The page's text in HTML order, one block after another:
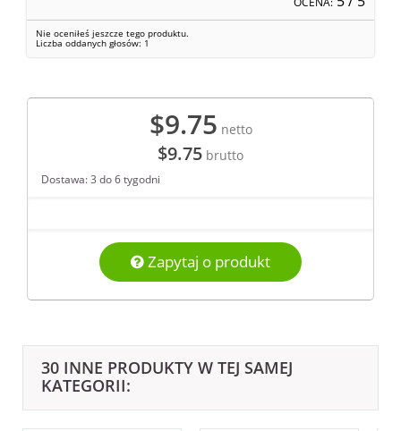
Nie oceniłeś jeszcze tego produktu.
Liczba oddanych głosów: 1
$9.75 netto
$9.75 brutto
Dostawa: 3 do 6 tygodni
Zapytaj o produkt
30 INNE PRODUKTY W TEJ SAMEJ
KATEGORII: